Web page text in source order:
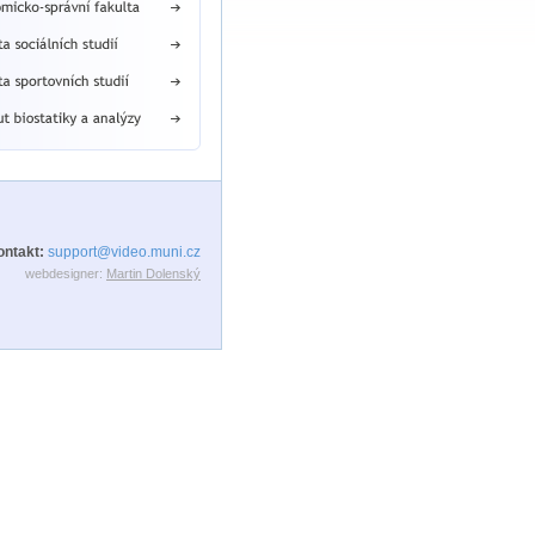
support@video.muni.cz
webdesigner: Martin Dolenský